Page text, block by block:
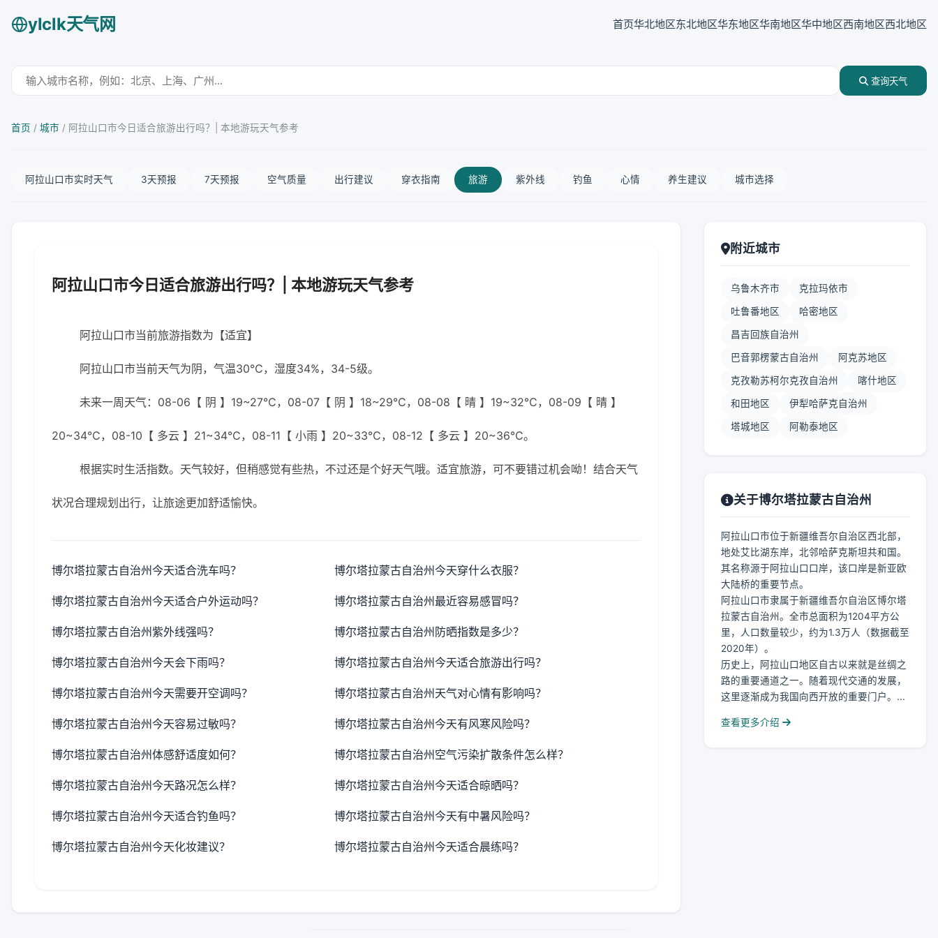
ylclk天气网 首页华北地区东北地区华东地区华南地区华中地区西南地区西北地区
查询天气
首页 / 城市 / 阿拉山口市今日适合旅游出行吗？| 本地游玩天气参考
阿拉山口市实时天气 3天预报 7天预报 空气质量 出行建议 穿衣指南 旅游 紫外线 钓鱼 心情 养生建议 城市选择
阿拉山口市今日适合旅游出行吗？| 本地游玩天气参考
阿拉山口市当前旅游指数为【适宜】
阿拉山口市当前天气为阴，气温30℃，湿度34%，34-5级。
未来一周天气：08-06【 阴 】19~27℃，08-07【 阴 】18~29℃，08-08【 晴 】19~32℃，08-09【 晴 】
20~34℃，08-10【 多云 】21~34℃，08-11【 小雨 】20~33℃，08-12【 多云 】20~36℃。
根据实时生活指数。天气较好，但稍感觉有些热，不过还是个好天气哦。适宜旅游，可不要错过机会呦！结合天气
状况合理规划出行，让旅途更加舒适愉快。
博尔塔拉蒙古自治州今天适合洗车吗？ 博尔塔拉蒙古自治州今天穿什么衣服？
博尔塔拉蒙古自治州今天适合户外运动吗？ 博尔塔拉蒙古自治州最近容易感冒吗？
博尔塔拉蒙古自治州紫外线强吗？ 博尔塔拉蒙古自治州防晒指数是多少？
博尔塔拉蒙古自治州今天会下雨吗？ 博尔塔拉蒙古自治州今天适合旅游出行吗？
博尔塔拉蒙古自治州今天需要开空调吗？ 博尔塔拉蒙古自治州天气对心情有影响吗？
博尔塔拉蒙古自治州今天容易过敏吗？ 博尔塔拉蒙古自治州今天有风寒风险吗？
博尔塔拉蒙古自治州体感舒适度如何？ 博尔塔拉蒙古自治州空气污染扩散条件怎么样？
博尔塔拉蒙古自治州今天路况怎么样？ 博尔塔拉蒙古自治州今天适合晾晒吗？
博尔塔拉蒙古自治州今天适合钓鱼吗？ 博尔塔拉蒙古自治州今天有中暑风险吗？
博尔塔拉蒙古自治州今天化妆建议？ 博尔塔拉蒙古自治州今天适合晨练吗？
附近城市
乌鲁木齐市 克拉玛依市
吐鲁番地区 哈密地区
昌吉回族自治州
巴音郭楞蒙古自治州 阿克苏地区
克孜勒苏柯尔克孜自治州 喀什地区
和田地区 伊犁哈萨克自治州
塔城地区 阿勒泰地区
关于博尔塔拉蒙古自治州
阿拉山口市位于新疆维吾尔自治区西北部，
地处艾比湖东岸，北邻哈萨克斯坦共和国。
其名称源于阿拉山口口岸，该口岸是新亚欧
大陆桥的重要节点。
阿拉山口市隶属于新疆维吾尔自治区博尔塔
拉蒙古自治州。全市总面积为1204平方公
里，人口数量较少，约为1.3万人（数据截至
2020年）。
历史上，阿拉山口地区自古以来就是丝绸之
路的重要通道之一。随着现代交通的发展，
这里逐渐成为我国向西开放的重要门户。...
查看更多介绍